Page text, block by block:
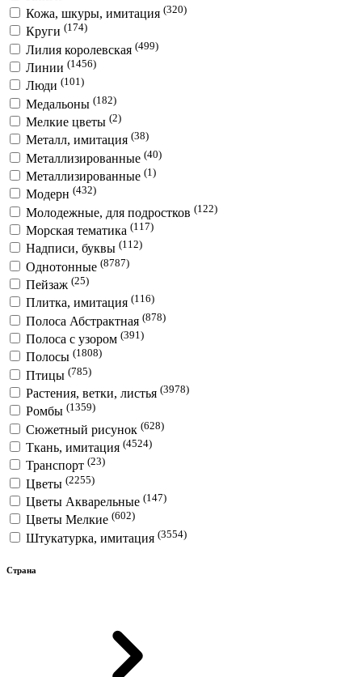
Кожа, шкуры, имитация (320)
Круги (174)
Лилия королевская (499)
Линии (1456)
Люди (101)
Медальоны (182)
Мелкие цветы (2)
Металл, имитация (38)
Металлизированные (40)
Металлизированные (1)
Модерн (432)
Молодежные, для подростков (122)
Морская тематика (117)
Надписи, буквы (112)
Однотонные (8787)
Пейзаж (25)
Плитка, имитация (116)
Полоса Абстрактная (878)
Полоса с узором (391)
Полосы (1808)
Птицы (785)
Растения, ветки, листья (3978)
Ромбы (1359)
Сюжетный рисунок (628)
Ткань, имитация (4524)
Транспорт (23)
Цветы (2255)
Цветы Акварельные (147)
Цветы Мелкие (602)
Штукатурка, имитация (3554)
Страна